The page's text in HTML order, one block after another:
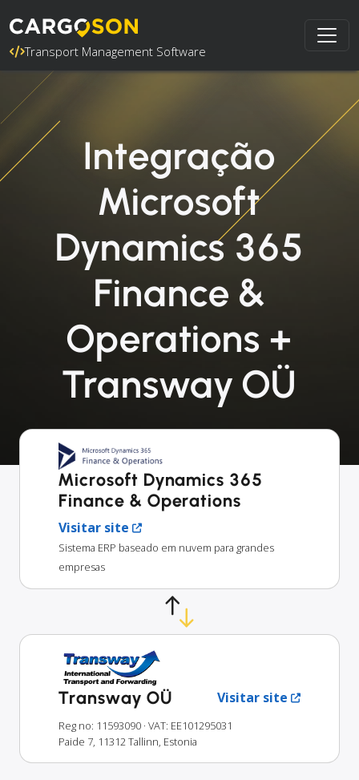
Transport Management Software
Integração
Microsoft
Dynamics 365
Finance &
Operations +
Transway OÜ
Microsoft Dynamics 365
Finance & Operations
Visitar site
Sistema ERP baseado em nuvem para grandes
empresas
Transway OÜ Visitar site
Reg no: 11593090 · VAT: EE101295031
Paide 7, 11312 Tallinn, Estonia